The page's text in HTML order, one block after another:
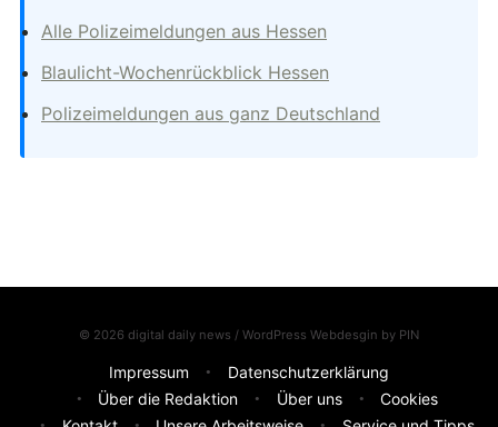
Alle Polizeimeldungen aus Hessen
Blaulicht-Wochenrückblick Hessen
Polizeimeldungen aus ganz Deutschland
© 2026 digital daily news / WordPress Webdesgin by PIN
Impressum
Datenschutzerklärung
Über die Redaktion
Über uns
Cookies